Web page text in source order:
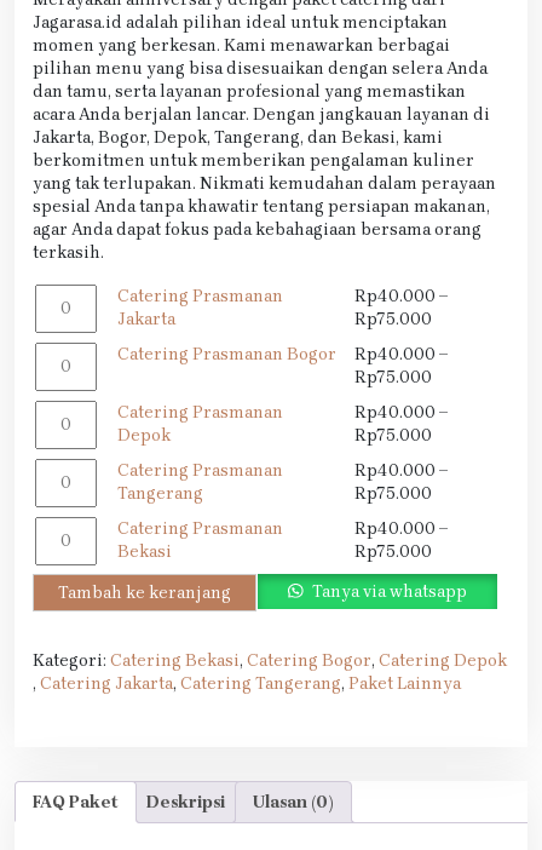
Jagarasa.id adalah pilihan ideal untuk menciptakan
momen yang berkesan. Kami menawarkan berbagai
pilihan menu yang bisa disesuaikan dengan selera Anda
dan tamu, serta layanan profesional yang memastikan
acara Anda berjalan lancar. Dengan jangkauan layanan di
Jakarta, Bogor, Depok, Tangerang, dan Bekasi, kami
berkomitmen untuk memberikan pengalaman kuliner
yang tak terlupakan. Nikmati kemudahan dalam perayaan
spesial Anda tanpa khawatir tentang persiapan makanan,
agar Anda dapat fokus pada kebahagiaan bersama orang
terkasih.
Catering
Prasmanan
Jakarta
Catering Prasmanan
Jakarta
Rp40.000 –
Rp75.000
Rp40.000
Rp75.000
Catering
Prasmanan
Bogor
Catering Prasmanan Bogor Rp40.000 –
Rp75.000
Rp40.000
Rp75.000
Catering
Prasmanan
Depok
Catering Prasmanan
Depok
Rp40.000 –
Rp75.000
Rp40.000
Rp75.000
Catering
Prasmanan
Tangerang
Catering Prasmanan
Tangerang
Rp40.000 –
Rp75.000
Rp40.000
Rp75.000
Catering
Prasmanan
Bekasi
Catering Prasmanan
Bekasi
Rp40.000 –
Rp75.000
harga:
Rp40.000
Tambah ke keranjang Tanya via whatsapp
Kategori: Catering Bekasi, Catering Bogor, Catering Depok
, Catering Jakarta, Catering Tangerang, Paket Lainnya
FAQ Paket Deskripsi Ulasan (0)